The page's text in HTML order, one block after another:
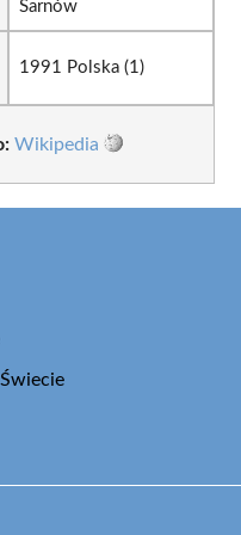
Sarnów
1991 Polska (1)
Wikipedia